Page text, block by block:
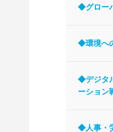
◆グロー
◆環境へ
◆デジタ
ーション
◆人事・